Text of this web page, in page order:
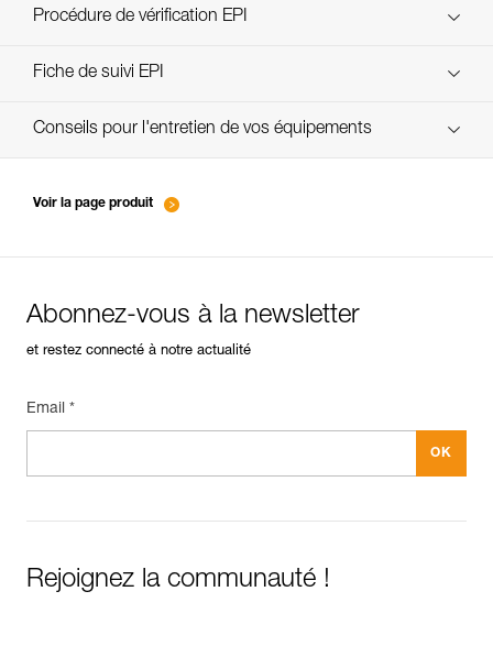
découvrez ePPEcentre
Procédure de vérification EPI
verif-EPI-casques-PRO-procedure-FR
Fiche de suivi EPI
verif-EPI-casque-PRO-suivi-FR
Conseils pour l'entretien de vos équipements
Voir la page produit
Abonnez-vous à la newsletter
et restez connecté à notre actualité
Email *
Rejoignez la communauté !